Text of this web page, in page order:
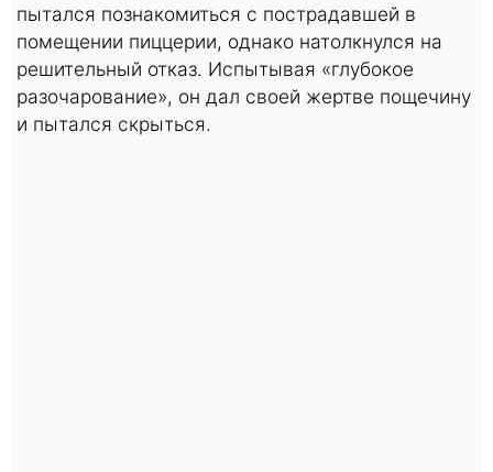
пытался познакомиться с пострадавшей в
помещении пиццерии, однако натолкнулся на
решительный отказ. Испытывая «глубокое
разочарование», он дал своей жертве пощечину
и пытался скрыться.